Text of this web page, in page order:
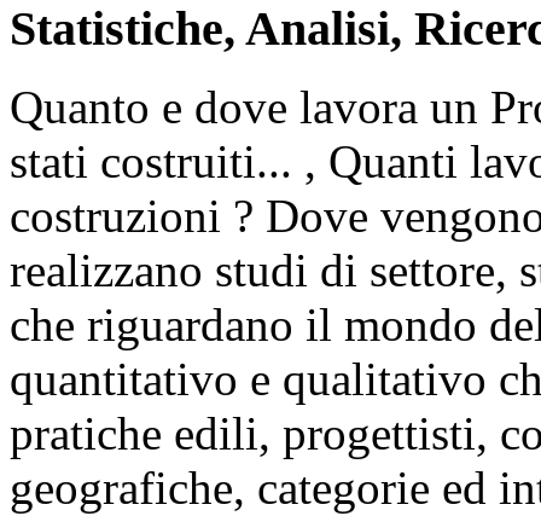
Statistiche, Analisi,
Quanto e dove lavora un
stati costruiti... , Quanti
costruzioni ? Dove
realizzano studi di settore,
che riguardano il mondo
quantitativo e qualitativo
pratiche edili, progettisti,
geografiche, categorie ed